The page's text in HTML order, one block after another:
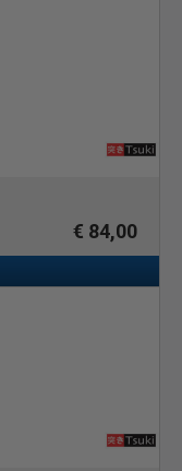
€ 84,00